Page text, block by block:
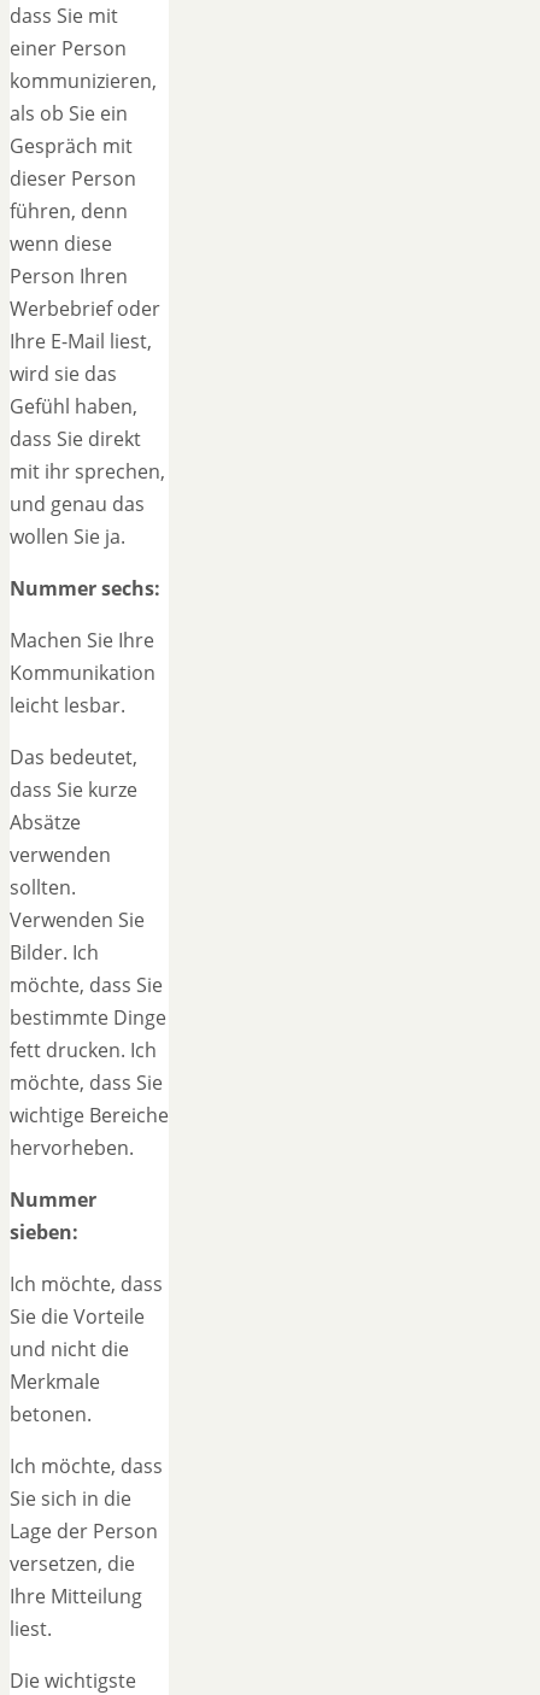
dass Sie mit
einer Person
kommunizieren,
als ob Sie ein
Gespräch mit
dieser Person
führen, denn
wenn diese
Person Ihren
Werbebrief oder
Ihre E-Mail liest,
wird sie das
Gefühl haben,
dass Sie direkt
mit ihr sprechen,
und genau das
wollen Sie ja.
Nummer sechs:
Machen Sie Ihre
Kommunikation
leicht lesbar.
Das bedeutet,
dass Sie kurze
Absätze
verwenden
sollten.
Verwenden Sie
Bilder. Ich
möchte, dass Sie
bestimmte Dinge
fett drucken. Ich
möchte, dass Sie
wichtige Bereiche
hervorheben.
Nummer
sieben:
Ich möchte, dass
Sie die Vorteile
und nicht die
Merkmale
betonen.
Ich möchte, dass
Sie sich in die
Lage der Person
versetzen, die
Ihre Mitteilung
liest.
Die wichtigste